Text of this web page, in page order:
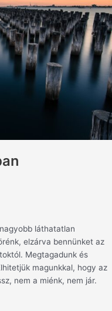
láthatatlan
elzárva bennünket az
Megtagadunk és
magunkkal, hogy az
nem a miénk, nem jár.